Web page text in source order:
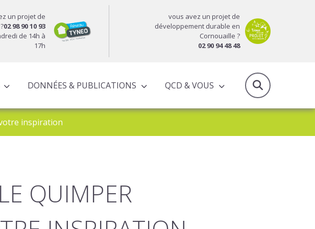
un projet de
02 98 90 10 93
de 14h à
17h
vous avez un projet de
développement durable en
Cornouaille ?
02 90 94 48 48
DONNÉES & PUBLICATIONS QCD & VOUS
inspiration
QUIMPER